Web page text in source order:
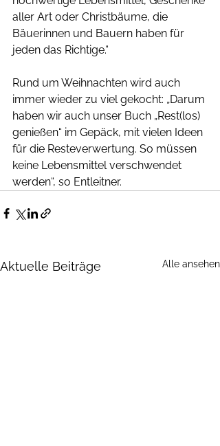
aller Art oder Christbäume, die
Bäuerinnen und Bauern haben für
jeden das Richtige.“
Rund um Weihnachten wird auch
immer wieder zu viel gekocht: „Darum
haben wir auch unser Buch „Rest(los)
genießen“ im Gepäck, mit vielen Ideen
für die Resteverwertung. So müssen
keine Lebensmittel verschwendet
werden“, so Entleitner.
Aktuelle Beiträge Alle ansehen